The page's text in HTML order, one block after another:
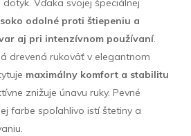
Vďaka svojej špeciálnej
odolné proti štiepeniu a
aj pri intenzívnom používaní.
drevená rukoväť v elegantnom
maximálny komfort a stabilitu
znižuje únavu ruky. Pevné
farbe spoľahlivo istí štetiny a